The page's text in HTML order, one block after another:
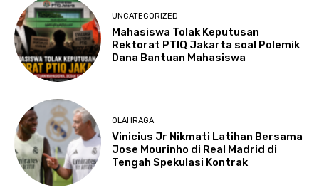
UNCATEGORIZED
Mahasiswa Tolak Keputusan
Rektorat PTIQ Jakarta soal Polemik
Dana Bantuan Mahasiswa
OLAHRAGA
Vinicius Jr Nikmati Latihan Bersama
Jose Mourinho di Real Madrid di
Tengah Spekulasi Kontrak